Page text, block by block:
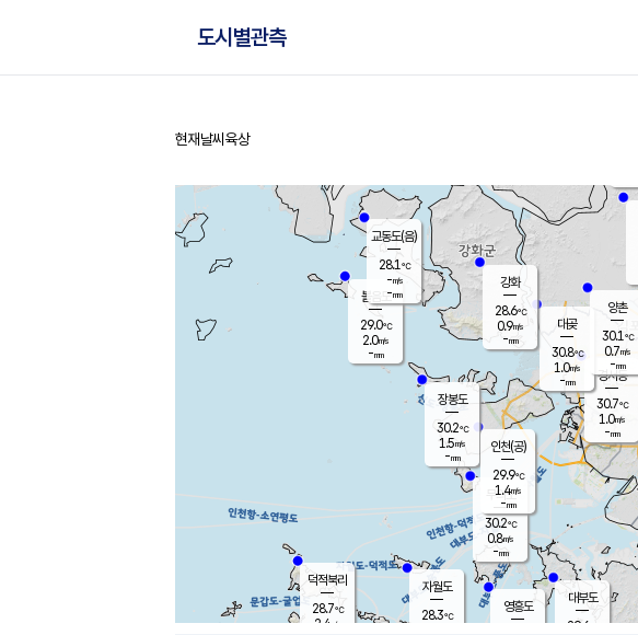
도시별관측
홈
현재날씨 육상
무의도
30.2℃
0.8m/s
-mm
영흥도
볼음도
29.0℃
2.0m/s
-mm
자월도
28.3℃
장봉도
30.2℃
1.5m/s
-mm
대부도
29.6
경서동
30.7℃
1.0m/s
-mm
대곶
30.8℃
1.0m/s
-mm
양촌
30.1℃
0.7m/s
-mm
덕적북리
28.7℃
2.4 m/s
강화
28.6℃
0.9m/s
-mm
인천(공)
29.9℃
1.4m/s
-mm
교동도(음)
28.1℃
-m/s
-mm